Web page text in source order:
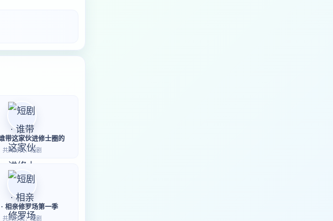
带这家伙进修士圈的
共同分类：短剧
相亲修罗场第一季
共同分类：短剧